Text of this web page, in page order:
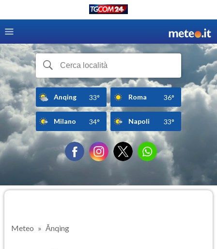
Anqing 33° Roma 36°
Milano 34° Napoli 33°
Meteo Ānqìng